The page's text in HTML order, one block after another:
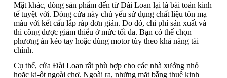
Mặt khác, dòng sản phẩm đến từ Đài Loan lại là bài toán kinh
tế tuyệt vời. Dòng cửa này chủ yếu sử dụng chất liệu tôn mạ
màu với kết cấu lắp ráp đơn giản. Do đó, chi phí sản xuất và
thi công được giảm thiểu ở mức tối đa. Bạn có thể chọn
phương án kéo tay hoặc dùng motor tùy theo khả năng tài
chính.
Cụ thể, cửa Đài Loan rất phù hợp cho các nhà xưởng nhỏ
hoặc ki-ốt ngoài chợ. Ngoài ra, những mặt bằng thuê kinh